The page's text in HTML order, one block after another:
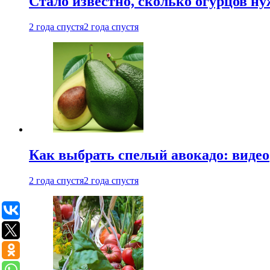
2 года спустя2 года спустя
Как выбрать спелый авокадо: видео
2 года спустя2 года спустя